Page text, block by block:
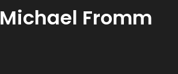
Michael Fromm